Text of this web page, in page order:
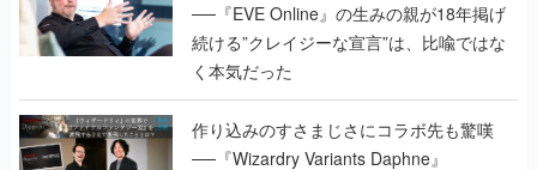
──『EVE Online』の生みの親が18年掲げ
続ける”クレイジーな宣言”は、比喩ではな
く本気だった
作り込みのすさまじさにコラボ先も驚嘆
──『Wizardry Variants Daphne』